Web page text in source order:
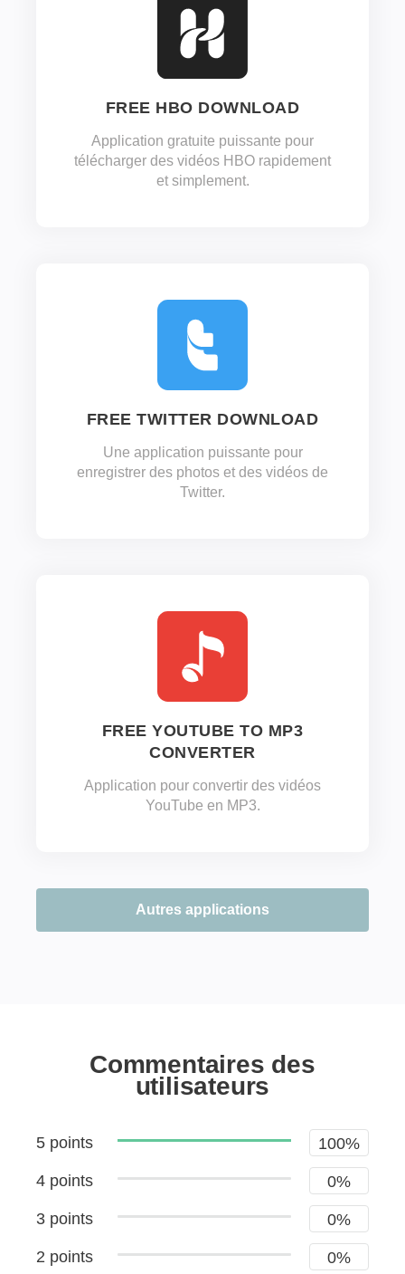
FREE HBO DOWNLOAD
Application gratuite puissante pour
télécharger des vidéos HBO rapidement
et simplement.
FREE TWITTER DOWNLOAD
Une application puissante pour
enregistrer des photos et des vidéos de
Twitter.
FREE YOUTUBE TO MP3
CONVERTER
Application pour convertir des vidéos
YouTube en MP3.
Autres applications
Commentaires des
utilisateurs
5 points 100%
4 points 0%
3 points 0%
2 points 0%